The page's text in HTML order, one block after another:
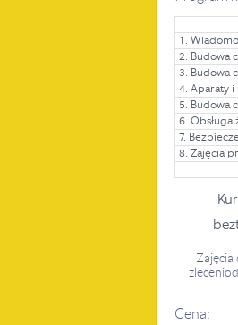
1.
2. Budowa
3. Budowa
4. Aparaty
5. Budowa
6. Obsługa
7.
8. Zajęcia
Zajęcia
Cena: